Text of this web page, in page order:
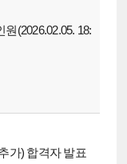
(2026.02.05. 18:
가) 합격자 발표